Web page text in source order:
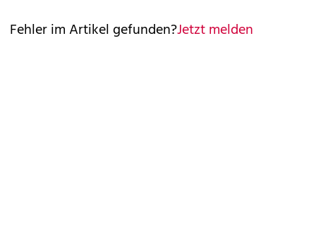
Fehler im Artikel gefunden?Jetzt melden